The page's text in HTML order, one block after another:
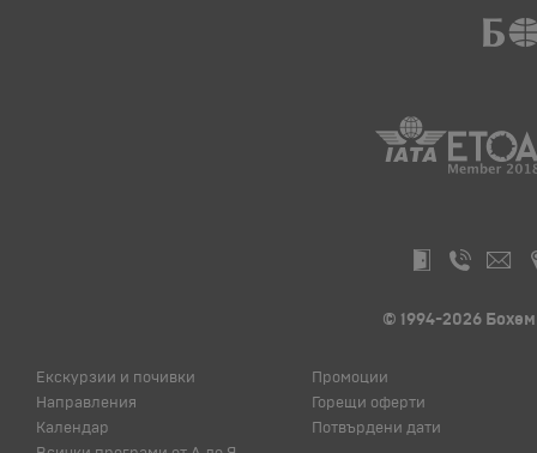
© 1994-2026
Екскурзии и почивки
Направления
Календар
Промоции
Горещи оферти
Потвърдени дати